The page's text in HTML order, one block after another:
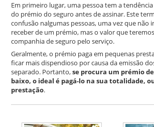
Em primeiro lugar, uma pessoa tem a
do prémio do seguro antes de assinar. Este
confusão nalgumas pessoas, uma vez que não
receber de um prémio, mas o valor que
companhia de seguro pelo serviço.
Geralmente, o prémio paga em pequenas
ficar mais dispendioso por causa da emissão
separado. Portanto,se procura um prémio
baixo, o ideal é pagá-lo na sua totalidade,
prestação.